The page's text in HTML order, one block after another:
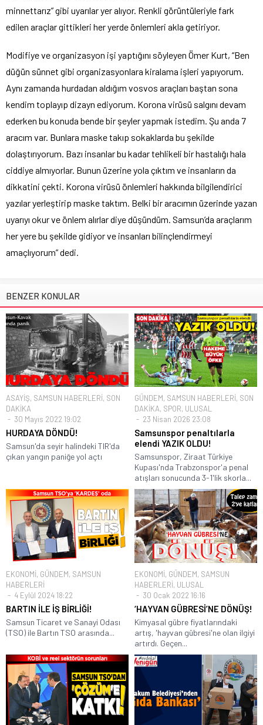
minnettarız” gibi uyarılar yer alıyor. Renkli görüntüleriyle fark
edilen araçlar gittikleri her yerde önlemleri akla getiriyor.
Modifiye ve organizasyon işi yaptığını söyleyen Ömer Kurt, “Ben
düğün sünnet gibi organizasyonlara kiralama işleri yapıyorum.
Aynı zamanda hurdadan aldığım vosvos araçları baştan sona
kendim toplayıp dizayn ediyorum. Korona virüsü salgını devam
ederken bu konuda bende bir şeyler yapmak istedim. Şu anda 7
aracım var. Bunlara maske takıp sokaklarda bu şekilde
dolaştırıyorum. Bazı insanlar bu kadar tehlikeli bir hastalığı hala
ciddiye almıyorlar. Bunun üzerine yola çıktım ve insanların da
dikkatini çekti. Korona virüsü önlemleri hakkında bilgilendirici
yazılar yerleştirip maske taktım. Belki bir aracımın üzerinde yazan
uyarıyı okur ve önlem alırlar diye düşündüm. Samsun’da araçlarım
her yere bu şekilde gidiyor ve insanları bilinçlendirmeyi
amaçlıyorum” dedi.
BENZER KONULAR
ASAYİŞ, SAMSUN HABERLERİ, SON
DAKİKA
30 Mayıs 2022 19:02
HURDAYA DÖNDÜ!
Samsun'da seyir halindeki TIR'da
çıkan yangın paniğe yol açtı
GÜNDEM, SAMSUN HABERLERİ, SON
DAKİKA, SPOR, ULUSAL
23 Nisan 2026 23:08
Samsunspor penaltılarla
elendi YAZIK OLDU!
Samsunspor, Ziraat Türkiye
Kupası'nda Trabzonspor'a penal
atışları sonucunda 3-1'lik skorla...
EKONOMİ, GÜNDEM, SAMSUN
HABERLERİ
4 Eylül 2024 18:22
BARTIN İLE İŞ BİRLİĞİ!
Samsun Ticaret ve Sanayi Odası
(TSO) ile Bartın TSO arasında...
EKONOMİ, GÜNDEM, SAMSUN
HABERLERİ, ULUSAL
30 Ocak 2022 16:16
‘HAYVAN GÜBRESİ’NE DÖNÜŞ!
Kimyasal gübre fiyatlarındaki
artış, 'hayvan gübresi'ne olan ilgiyi
artırdı. Geçen...